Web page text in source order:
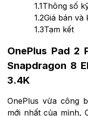
1.1Thông số
1.2Giá bán và
1.3Tạm kết
OnePlus Pad 2
Snapdragon 8
3.4K
OnePlus vừa công
mới nhất của mình,